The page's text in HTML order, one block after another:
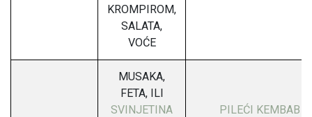
KROMPIROM,
SALATA,
VOĆE
MUSAKA,
FETA, ILI
SVINJETINA
PILEĆI KEMBAB